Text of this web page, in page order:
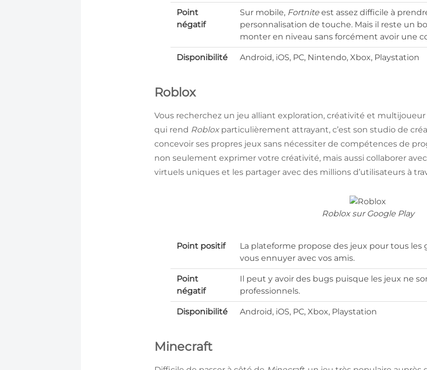
Point
négatif
Sur mobile, Fortnite est assez difficile à
personnalisation de touche. Mais il reste un
monter en niveau sans forcément avoir une
Disponibilité Android, iOS, PC, Nintendo, Xbox, Playstation
Roblox
Vous recherchez un jeu alliant exploration, créativité et
qui rend Roblox particulièrement attrayant, c’est son studio de
concevoir ses propres jeux sans nécessiter de compétences de
non seulement exprimer votre créativité, mais aussi collaborer
virtuels uniques et les partager avec des millions d’utilisateurs à
Roblox sur Google Play
Point positif
La plateforme propose des jeux pour tous les
vous ennuyer avec vos amis.
Point
négatif
Il peut y avoir des bugs puisque les jeux ne
professionnels.
Disponibilité Android, iOS, PC, Xbox, Playstation
Minecraft